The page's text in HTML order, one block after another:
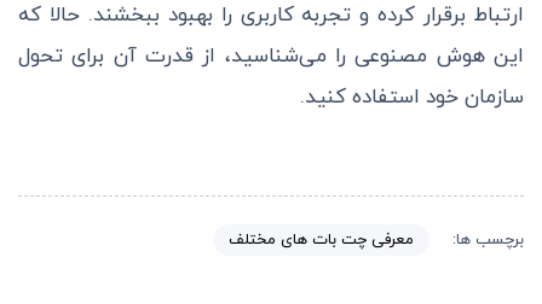
ارتباط برقرار کرده و تجربه کاربری را بهبود ببخشند. حالا که
این هوش مصنوعی را می‌شناسید، از قدرت آن برای تحول
سازمان خود استفاده کنید.
برچسب ها: معرفی چت بات های مختلف